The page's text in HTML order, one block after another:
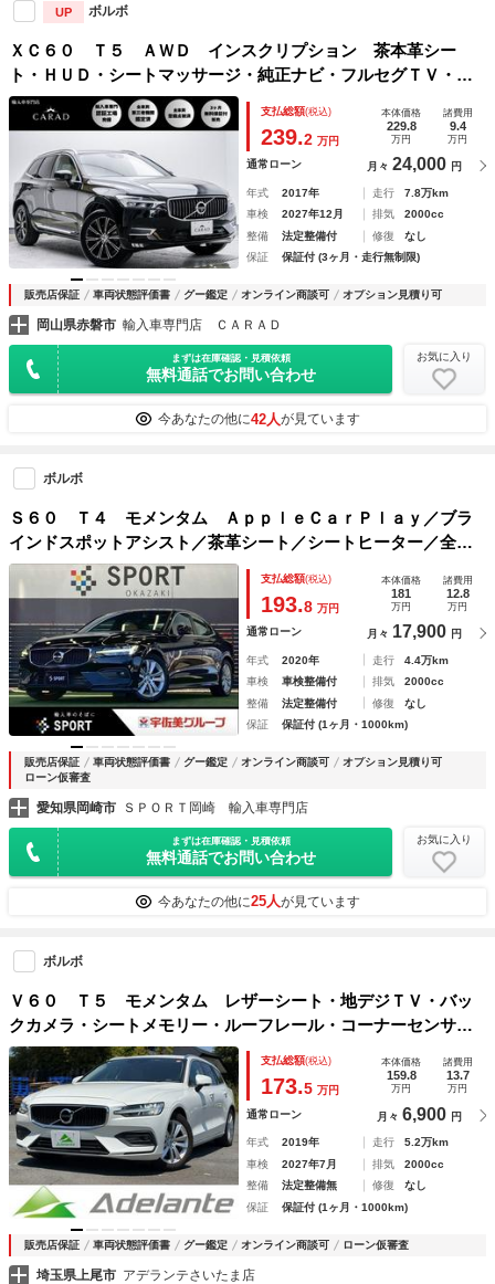
UP ボルボ
ＸＣ６０ Ｔ５ ＡＷＤ インスクリプション 茶本革シー
ト・ＨＵＤ・シートマッサージ・純正ナビ・フルセグＴＶ・Ｂ
ｌｕｅｔｏｏｔｈ・ＡｐｐｌｅＣａｒＰｌａｙ・全方位カメ
ラ・ＡＣＣ・ＢＳＭ・レーンキープ・シートヒーター・シート
エアコン・Ｐバックドア
支払総額(税込)
239.2 万円
本体価格
229.8
万円
諸費用
9.4
万円
通常ローン 月々 24,000 円
年式 2017年 走行
7.8万km
車検
2027年12月 排気
2000cc
整備
法定整備付 修復
なし
保証
保証付 (3ヶ月・走行無制限)
販売店保証 車両状態評価書 グー鑑定 オンライン商談可 オプション見積り可
岡山県赤磐市 輸入車専門店 ＣＡＲＡＤ
まずは在庫確認・見積依頼
無料通話でお問い合わせ
お気に入り
今あなたの他に42人が見ています
ボルボ
Ｓ６０ Ｔ４ モメンタム ＡｐｐｌｅＣａｒＰｌａｙ／ブラ
インドスポットアシスト／茶革シート／シートヒーター／全周
囲カメラ／パワーシート／シートメモリー／アダプティブクル
ーズコントロール／フルセグ／メーカーナビ
支払総額(税込)
193.8 万円
本体価格
181
万円
諸費用
12.8
万円
通常ローン 月々 17,900 円
年式 2020年 走行
4.4万km
車検
車検整備付 排気
2000cc
整備
法定整備付 修復
なし
保証
保証付 (1ヶ月・1000km)
販売店保証 車両状態評価書 グー鑑定 オンライン商談可
オプション見積り可
ローン仮審査
愛知県岡崎市 ＳＰＯＲＴ岡崎 輸入車専門店
まずは在庫確認・見積依頼
無料通話でお問い合わせ
お気に入り
今あなたの他に25人が見ています
ボルボ
Ｖ６０ Ｔ５ モメンタム レザーシート・地デジＴＶ・バッ
クカメラ・シートメモリー・ルーフレール・コーナーセンサ
ー・純正１７インチＡＷ・ＬＥＤヘッドランプ・フォグラン
プ・Ｂｌｕｅｔｏｏｔｈオーディオ・自動駐車機能・２列目電
動格納
支払総額(税込)
173.5 万円
本体価格
159.8
万円
諸費用
13.7
万円
通常ローン 月々 6,900 円
年式 2019年 走行
5.2万km
車検
2027年7月 排気
2000cc
整備
法定整備無 修復
なし
保証
保証付 (1ヶ月・1000km)
販売店保証 車両状態評価書 グー鑑定 オンライン商談可 ローン仮審査
埼玉県上尾市 アデランテさいたま店